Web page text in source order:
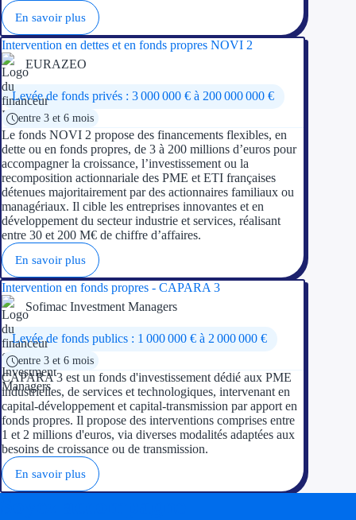
En savoir plus
Intervention en dettes et en fonds propres NOVI 2
EURAZEO
Levée de fonds privés : 3 000 000 € à 200 000 000 €
entre 3 et 6 mois
Le fonds NOVI 2 propose des financements flexibles, en
dette ou en fonds propres, de 3 à 200 millions d’euros pour
accompagner la croissance, l’investissement ou la
recomposition actionnariale des PME et ETI françaises
détenues majoritairement par des actionnaires familiaux ou
managériaux. Il cible les entreprises innovantes et en
développement du secteur industrie et services, réalisant
entre 30 et 200 M€ de chiffre d’affaires.
En savoir plus
Intervention en fonds propres - CAPARA 3
Sofimac Investment Managers
Levée de fonds publics : 1 000 000 € à 2 000 000 €
entre 3 et 6 mois
CAPARA 3 est un fonds d'investissement dédié aux PME
industrielles, de services et technologiques, intervenant en
capital-développement et capital-transmission par apport en
fonds propres. Il propose des interventions comprises entre
1 et 2 millions d'euros, via diverses modalités adaptées aux
besoins de croissance ou de transmission.
En savoir plus